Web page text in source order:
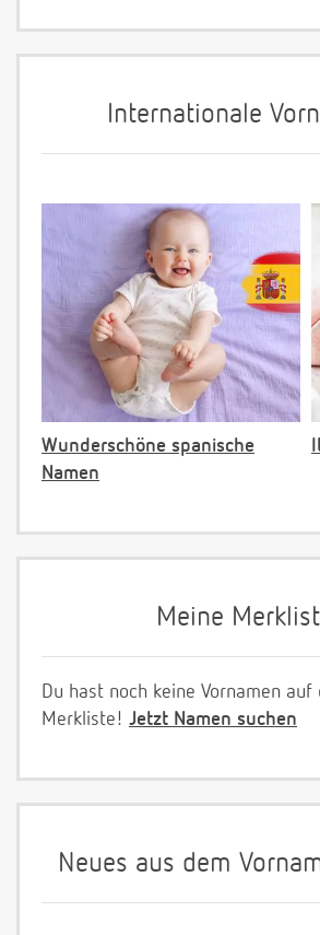
Internationale
Wunderschöne spanische
Namen
Meine
Du hast noch keine Vornamen auf
Merkliste! Jetzt Namen suchen
Neues aus dem